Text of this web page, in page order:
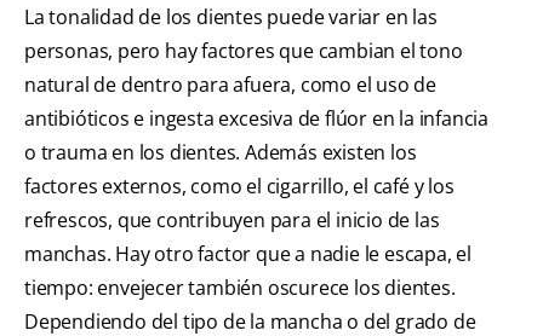
La tonalidad de los dientes puede variar en las
personas, pero hay factores que cambian el tono
natural de dentro para afuera, como el uso de
antibióticos e ingesta excesiva de flúor en la infancia
o trauma en los dientes. Además existen los
factores externos, como el cigarrillo, el café y los
refrescos, que contribuyen para el inicio de las
manchas. Hay otro factor que a nadie le escapa, el
tiempo: envejecer también oscurece los dientes.
Dependiendo del tipo de la mancha o del grado de